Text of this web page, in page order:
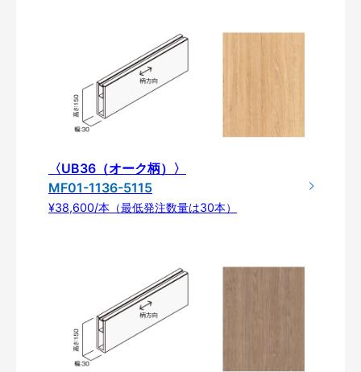
〈UB36（オーク柄）〉
MF01-1136-5115
¥38,600/本（最低発注数量は30本）